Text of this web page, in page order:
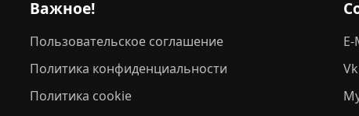
Важное!
Пользовательское соглашение
Политика конфиденциальности
Политика cookie